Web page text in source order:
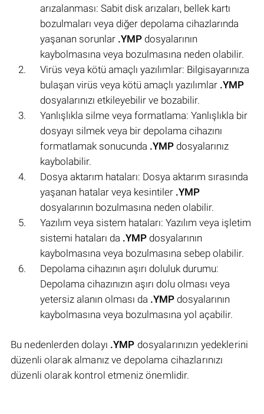
arızalanması: Sabit disk arızaları, bellek kartı
bozulmaları veya diğer depolama cihazlarında
yaşanan sorunlar .YMP dosyalarının
kaybolmasına veya bozulmasına neden olabilir.
Virüs veya kötü amaçlı yazılımlar: Bilgisayarınıza
bulaşan virüs veya kötü amaçlı yazılımlar .YMP
dosyalarınızı etkileyebilir ve bozabilir.
Yanlışlıkla silme veya formatlama: Yanlışlıkla bir
dosyayı silmek veya bir depolama cihazını
formatlamak sonucunda .YMP dosyalarınız
kaybolabilir.
Dosya aktarım hataları: Dosya aktarım sırasında
yaşanan hatalar veya kesintiler .YMP
dosyalarının bozulmasına neden olabilir.
Yazılım veya sistem hataları: Yazılım veya işletim
sistemi hataları da .YMP dosyalarının
kaybolmasına veya bozulmasına sebep olabilir.
Depolama cihazının aşırı doluluk durumu:
Depolama cihazınızın aşırı dolu olması veya
yetersiz alanın olması da .YMP dosyalarının
kaybolmasına veya bozulmasına yol açabilir.
Bu nedenlerden dolayı .YMP dosyalarınızın yedeklerini
düzenli olarak almanız ve depolama cihazlarınızı
düzenli olarak kontrol etmeniz önemlidir.